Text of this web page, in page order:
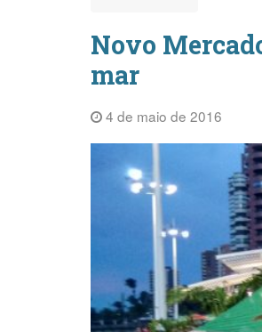
Novo
mar
4 de maio de 2016